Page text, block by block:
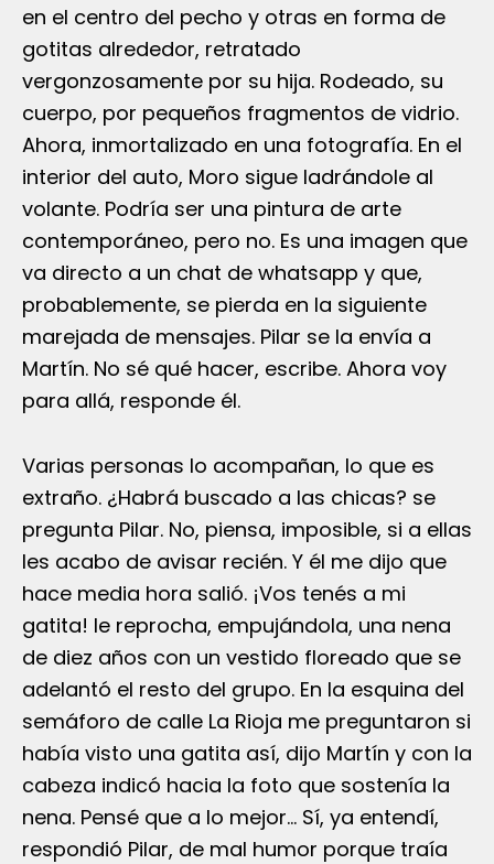
en el centro del pecho y otras en forma de
gotitas alrededor, retratado
vergonzosamente por su hija. Rodeado, su
cuerpo, por pequeños fragmentos de vidrio.
Ahora, inmortalizado en una fotografía. En el
interior del auto, Moro sigue ladrándole al
volante. Podría ser una pintura de arte
contemporáneo, pero no. Es una imagen que
va directo a un chat de whatsapp y que,
probablemente, se pierda en la siguiente
marejada de mensajes. Pilar se la envía a
Martín. No sé qué hacer, escribe. Ahora voy
para allá, responde él.
Varias personas lo acompañan, lo que es
extraño. ¿Habrá buscado a las chicas? se
pregunta Pilar. No, piensa, imposible, si a ellas
les acabo de avisar recién. Y él me dijo que
hace media hora salió. ¡Vos tenés a mi
gatita! le reprocha, empujándola, una nena
de diez años con un vestido floreado que se
adelantó el resto del grupo. En la esquina del
semáforo de calle La Rioja me preguntaron si
había visto una gatita así, dijo Martín y con la
cabeza indicó hacia la foto que sostenía la
nena. Pensé que a lo mejor… Sí, ya entendí,
respondió Pilar, de mal humor porque traía